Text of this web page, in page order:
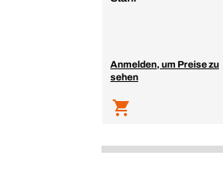
Anmelden, um Preise zu
sehen